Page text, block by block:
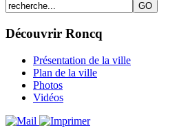
Découvrir Roncq
Présentation de la ville
Plan de la ville
Photos
Vidéos